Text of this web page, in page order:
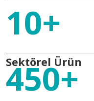
10+
Sektörel Ürün
450+